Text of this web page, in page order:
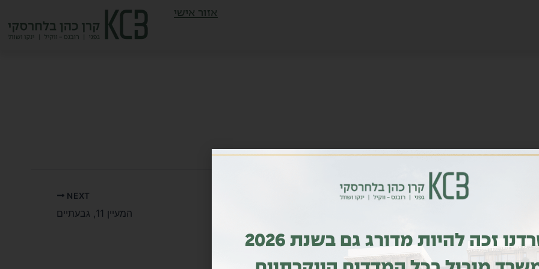
אזור אישי
NEXT
המעיין 11, גבעתיים
משרדנו זכה להיות מדורג גם בשנת 2026